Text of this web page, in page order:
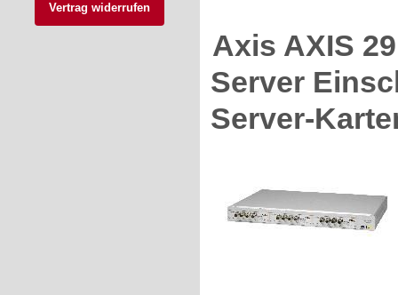
Vertrag widerrufen
Axis AXIS
Server
Server-